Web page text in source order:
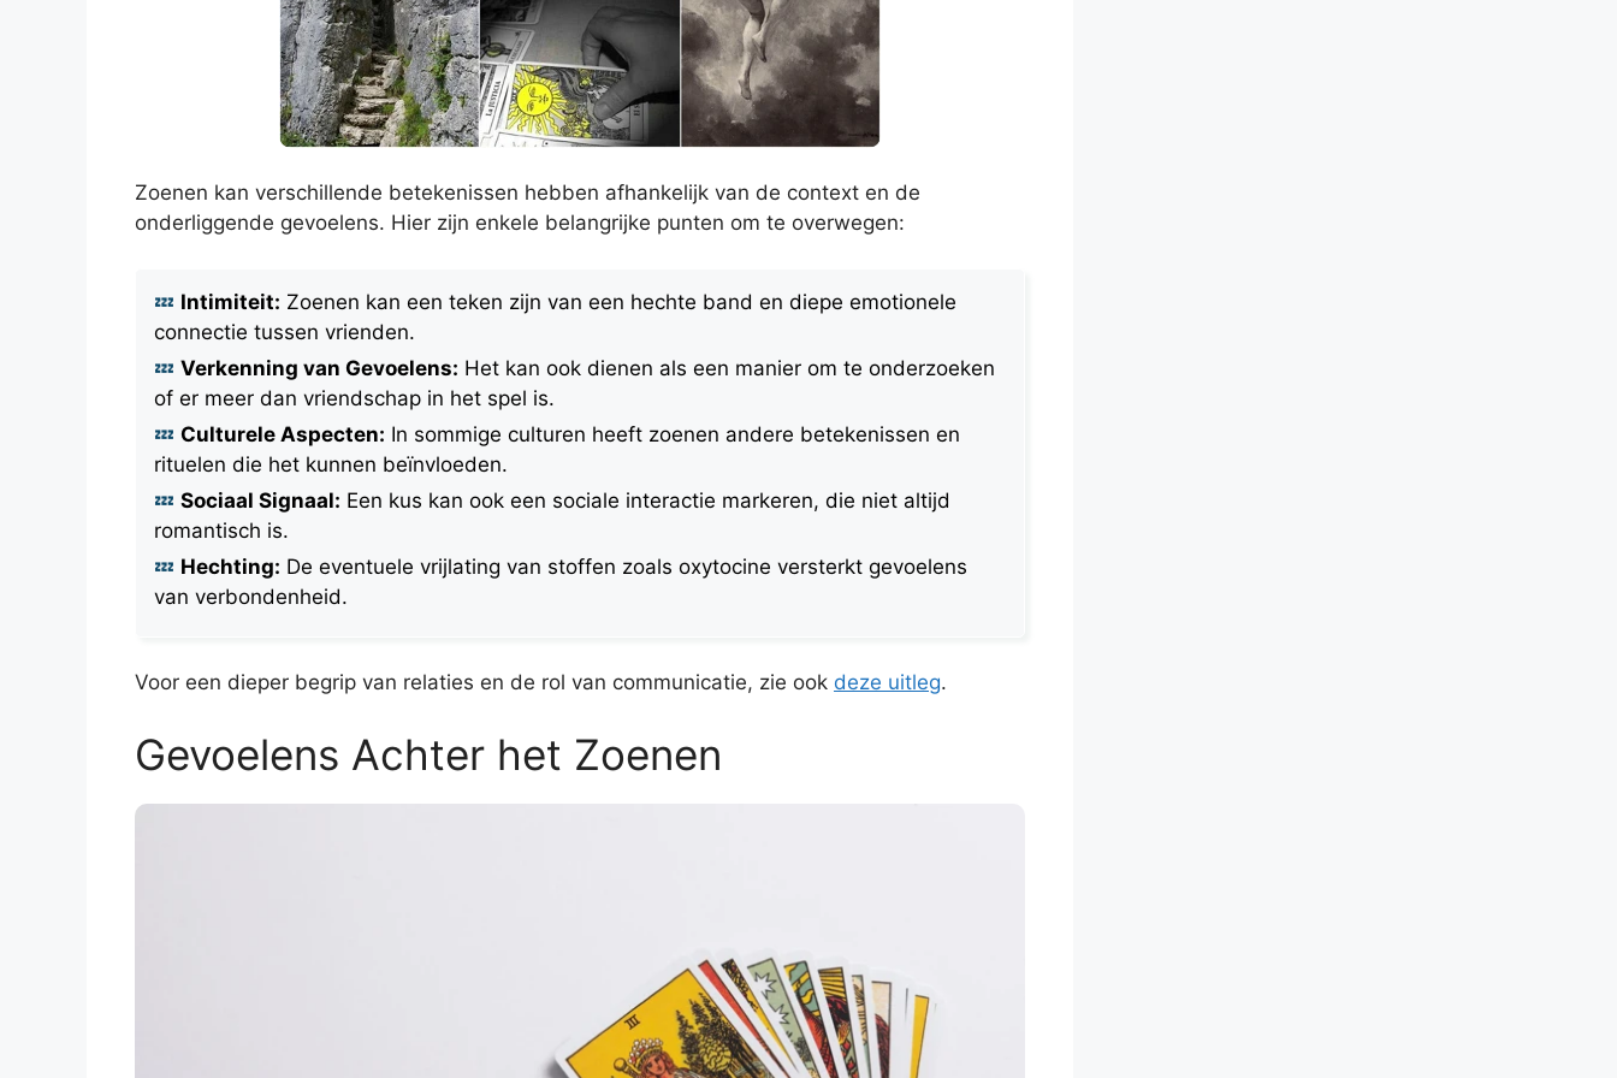
Zoenen kan verschillende betekenissen hebben afhankelijk van de context en de
onderliggende gevoelens. Hier zijn enkele belangrijke punten om te overwegen:
Intimiteit: Zoenen kan een teken zijn van een hechte band en diepe emotionele
connectie tussen vrienden.
Verkenning van Gevoelens: Het kan ook dienen als een manier om te onderzoeken
of er meer dan vriendschap in het spel is.
Culturele Aspecten: In sommige culturen heeft zoenen andere betekenissen en
rituelen die het kunnen beïnvloeden.
Sociaal Signaal: Een kus kan ook een sociale interactie markeren, die niet altijd
romantisch is.
Hechting: De eventuele vrijlating van stoffen zoals oxytocine versterkt gevoelens
van verbondenheid.
Voor een dieper begrip van relaties en de rol van communicatie, zie ook deze uitleg.
Gevoelens Achter het Zoenen